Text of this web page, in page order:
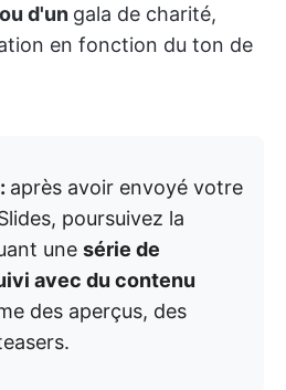
d'un gala de charité,
en fonction du ton de
après avoir envoyé votre
poursuivez la
une série de
avec du contenu
des aperçus, des